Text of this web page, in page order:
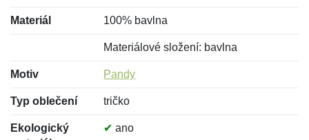
Materiál 100% bavlna
Materiálové složení: bavlna
Motiv Pandy
Typ oblečení tričko
Ekologický
✔ ano